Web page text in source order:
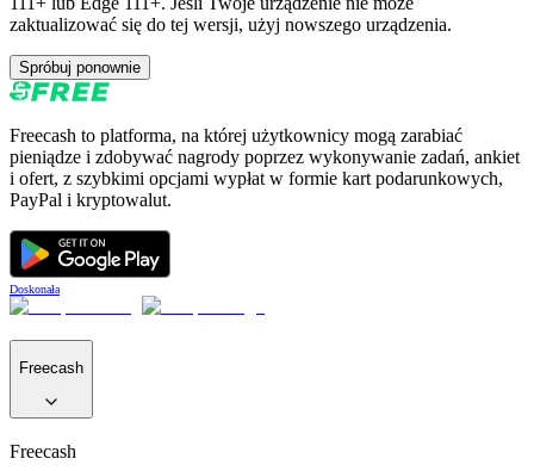
zaktualizować się do tej wersji, użyj nowszego urządzenia.
Spróbuj ponownie
Freecash to platforma, na której użytkownicy mogą zarabiać
pieniądze i zdobywać nagrody poprzez wykonywanie zadań, ankiet
i ofert, z szybkimi opcjami wypłat w formie kart podarunkowych,
PayPal i kryptowalut.
Doskonała
Freecash
Freecash